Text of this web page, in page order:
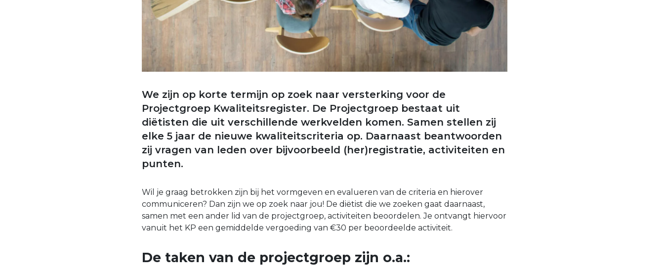
We zijn op korte termijn op zoek naar versterking voor de
Projectgroep Kwaliteitsregister. De Projectgroep bestaat uit
diëtisten die uit verschillende werkvelden komen. Samen stellen zij
elke 5 jaar de nieuwe kwaliteitscriteria op. Daarnaast beantwoorden
zij vragen van leden over bijvoorbeeld (her)registratie, activiteiten en
punten.
Wil je graag betrokken zijn bij het vormgeven en evalueren van de criteria en hierover
communiceren? Dan zijn we op zoek naar jou! De diëtist die we zoeken gaat daarnaast,
samen met een ander lid van de projectgroep, activiteiten beoordelen. Je ontvangt hiervoor
vanuit het KP een gemiddelde vergoeding van €30 per beoordeelde activiteit.
De taken van de projectgroep zijn o.a.: